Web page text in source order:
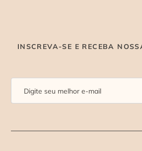
INSCREVA-SE E RECEBA